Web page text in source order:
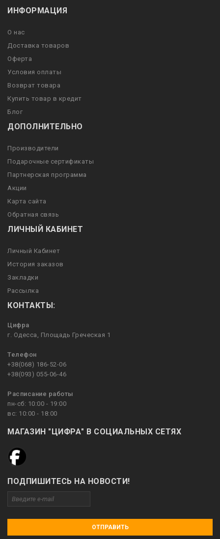
ИНФОРМАЦИЯ
О нас
Доставка товаров
Оферта
Условия оплаты
Возврат товара
Купить товар в кредит
Блог
ДОПОЛНИТЕЛЬНО
Производители
Подарочные сертификаты
Партнерская программа
Акции
Карта сайта
Обратная связь
ЛИЧНЫЙ КАБИНЕТ
Личный Кабинет
История заказов
Закладки
Рассылка
КОНТАКТЫ:
Цифра
г. Одесса, Площадь Греческая 1
Телефон
+38(068) 186-52-06
+38(093) 055-06-46
Расписание работы
пн-сб: 10:00 - 19:00
вс: 10:00 - 18:00
МАГАЗИН "ЦИФРА" В СОЦИАЛЬНЫХ СЕТЯХ
ПОДПИШИТЕСЬ НА НОВОСТИ!
ОТПРАВИТЬ